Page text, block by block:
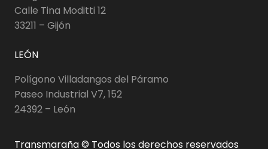
Calle Tina Moditti 12
33211 – Gijón
LEÓN
Polígono Villadangos del Páramo
Paseo Industrial V7, 152
24392 – León
Transmaraña © Todos los derechos reservados